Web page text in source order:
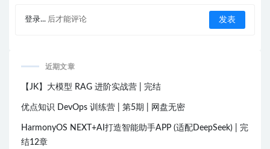
登录... 后才能评论
近期文章
【JK】大模型 RAG 进阶实战营 | 完结
优点知识 DevOps 训练营 | 第5期 | 网盘无密
HarmonyOS NEXT+AI打造智能助手APP (适配DeepSeek) | 完
结12章